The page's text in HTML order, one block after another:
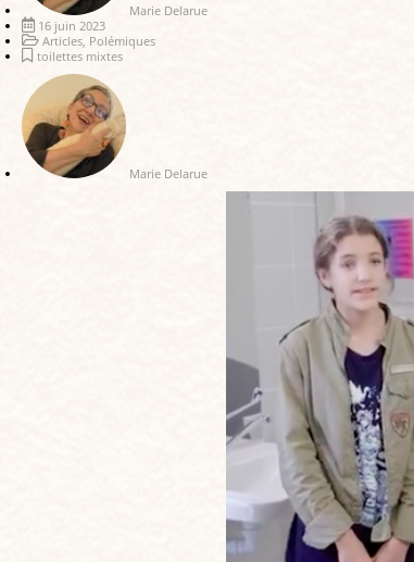
Marie Delarue
16 juin 2023
Articles Polémiques
toilettes mixtes
Marie Delarue